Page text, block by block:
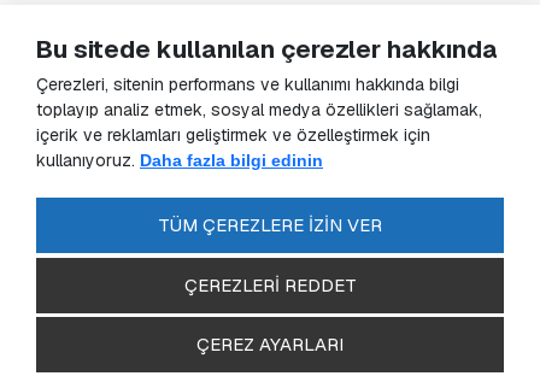
İletişim
Yasal
KVKK Aydınlatma Metni
Gizlilik Sözleşmesi
Bu sitede kullanılan çerezler hakkında
Çerezleri, sitenin performans ve kullanımı hakkında bilgi
toplayıp analiz etmek, sosyal medya özellikleri sağlamak,
içerik ve reklamları geliştirmek ve özelleştirmek için
kullanıyoruz. Daha fazla bilgi edinin
TÜM ÇEREZLERE İZİN VER
ÇEREZLERİ REDDET
ÇEREZ AYARLARI